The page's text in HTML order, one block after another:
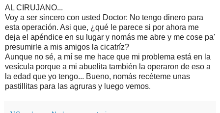
AL CIRUJANO...
Voy a ser sincero con usted Doctor: No tengo dinero para
esta operación. Asi que, ¿qué le parece si por ahora me
deja el apéndice en su lugar y nomás me abre y me cose pa'
presumirle a mis amigos la cicatríz?
Aunque no sé, a mí se me hace que mi problema está en la
vesícula porque a mi abuelita también la operaron de eso a
la edad que yo tengo... Bueno, nomás recéteme unas
pastillitas para las agruras y luego vemos.